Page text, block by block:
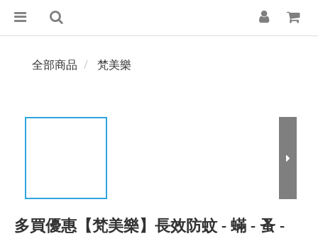
全部商品 梵美樂
多買優惠【梵美樂】長效防蚊 - 蟎 - 蚤 -